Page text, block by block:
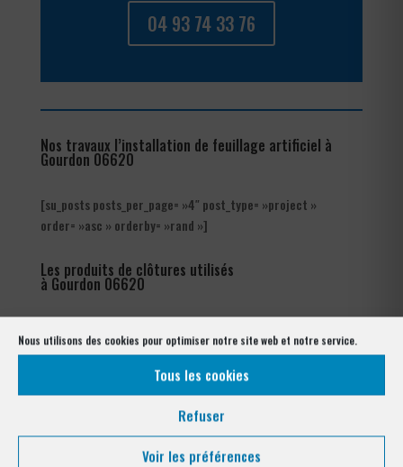
Nous utilisons des cookies pour optimiser notre site web et notre service.
Tous les cookies
Refuser
Voir les préférences
04 93 74 33 76
Nos travaux l’installation de feuillage artificiel à
Gourdon 06620
[su_posts posts_per_page= »4″ post_type= »project »
order= »asc » orderby= »rand »]
Les produits de clôtures utilisés
à Gourdon 06620